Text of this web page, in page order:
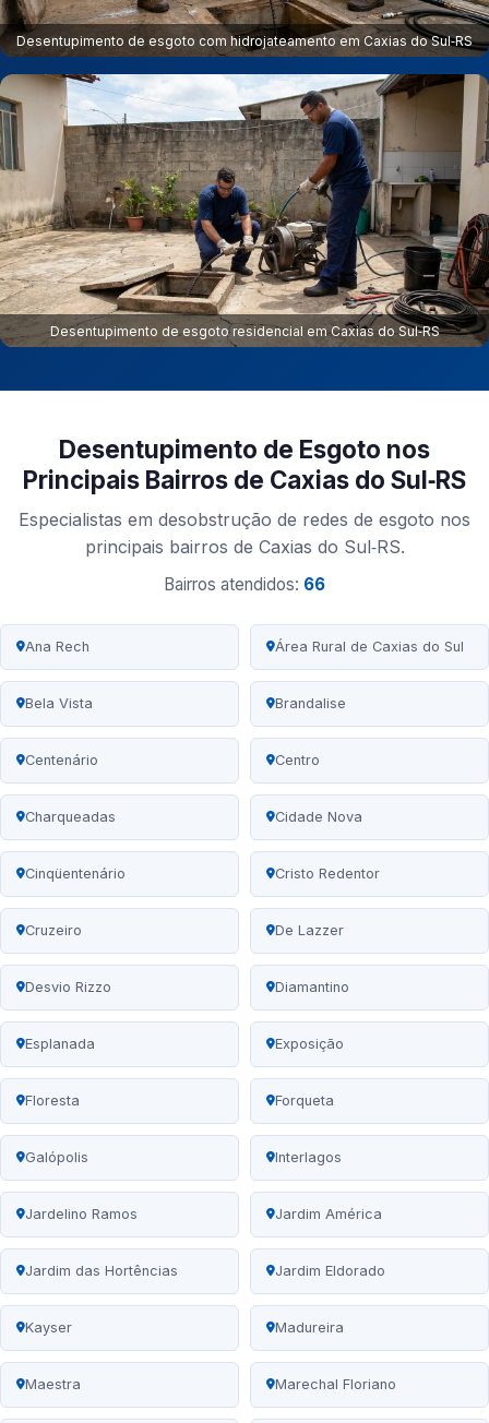
Desentupimento de esgoto com hidrojateamento em Caxias do Sul‑RS
Desentupimento de esgoto residencial em Caxias do Sul‑RS
Desentupimento de Esgoto nos
Principais Bairros de Caxias do Sul‑RS
Especialistas em desobstrução de redes de esgoto nos
principais bairros de Caxias do Sul‑RS.
Bairros atendidos: 66
Ana Rech Área Rural de Caxias do Sul
Bela Vista Brandalise
Centenário Centro
Charqueadas Cidade Nova
Cinqüentenário Cristo Redentor
Cruzeiro De Lazzer
Desvio Rizzo Diamantino
Esplanada Exposição
Floresta Forqueta
Galópolis Interlagos
Jardelino Ramos Jardim América
Jardim das Hortências Jardim Eldorado
Kayser Madureira
Maestra Marechal Floriano